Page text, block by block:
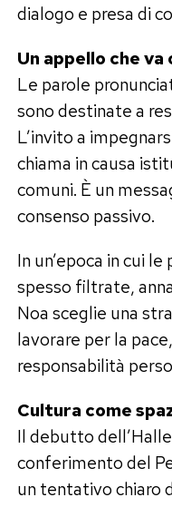
dialogo e presa di
Un appello che
Le parole
sono destinate a
L’invito a
chiama in causa
comuni. È un
consenso passivo.
In un’epoca in cui
spesso filtrate,
Noa sceglie una
lavorare per la
responsabilità
Cultura come
Il debutto
conferimento del
un tentativo chiaro